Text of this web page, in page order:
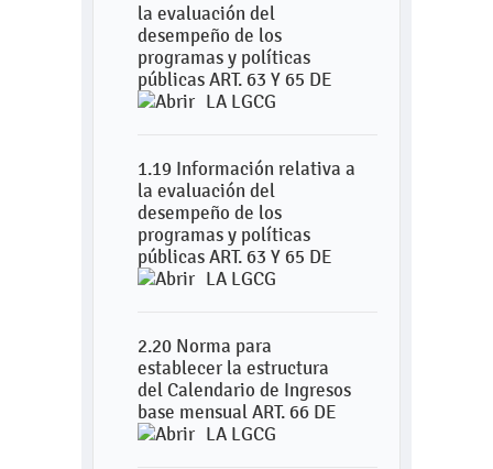
la evaluación del
desempeño de los
programas y políticas
públicas ART. 63 Y 65 DE
LA LGCG
1.19 Información relativa a
la evaluación del
desempeño de los
programas y políticas
públicas ART. 63 Y 65 DE
LA LGCG
2.20 Norma para
establecer la estructura
del Calendario de Ingresos
base mensual ART. 66 DE
LA LGCG